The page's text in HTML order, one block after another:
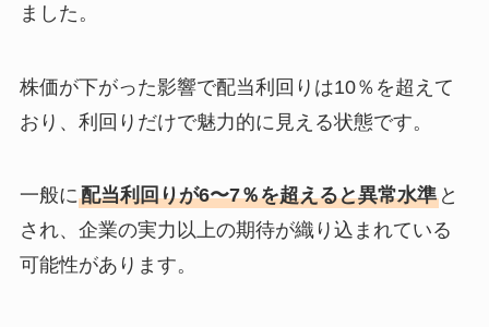
ました。
株価が下がった影響で配当利回りは10％を超えて
おり、利回りだけで魅力的に見える状態です。
一般に配当利回りが6〜7％を超えると異常水準と
され、企業の実力以上の期待が織り込まれている
可能性があります。